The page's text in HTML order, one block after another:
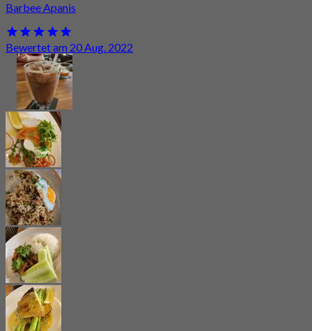
Barbee Apanis
Bewertet am 20 Aug. 2022